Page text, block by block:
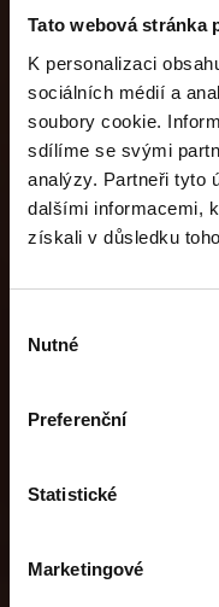
Tato webová stránka
K personalizaci
sociálních médií a
soubory cookie.
sdílíme se svými
analýzy. Partneři tyto
dalšími informacemi,
získali v důsledku
souhlasu
Nutné
Preferenční
Statistické
Marketingové